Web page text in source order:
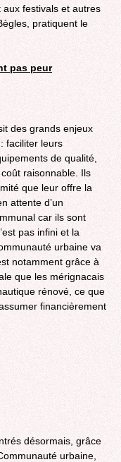
festivals et autres
pratiquent le
pas peur
des grands enjeux
faciliter leurs
de qualité,
raisonnable. Ils
que leur offre la
attente d’un
car ils sont
pas infini et la
urbaine va
notamment grâce à
que les mérignacais
rénové, ce que
financièrement
désormais, grâce
urbaine,